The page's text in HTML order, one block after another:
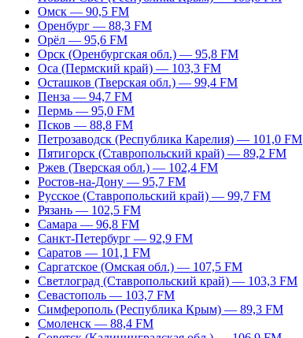
Омск — 90,5 FM
Оренбург — 88,3 FM
Орёл — 95,6 FM
Орск (Оренбургская обл.) — 95,8 FM
Оса (Пермский край) — 103,3 FM
Осташков (Тверская обл.) — 99,4 FM
Пенза — 94,7 FM
Пермь — 95,0 FM
Псков — 88,8 FM
Петрозаводск (Республика Карелия) — 101,0 FM
Пятигорск (Ставропольский край) — 89,2 FM
Ржев (Тверская обл.) — 102,4 FM
Ростов-на-Дону — 95,7 FM
Русское (Ставропольский край) — 99,7 FM
Рязань — 102,5 FM
Самара — 96,8 FM
Санкт-Петербург — 92,9 FM
Саратов — 101,1 FM
Саргатское (Омская обл.) — 107,5 FM
Светлоград (Ставропольский край) — 103,3 FM
Севастополь — 103,7 FM
Симферополь (Республика Крым) — 89,3 FM
Смоленск — 88,4 FM